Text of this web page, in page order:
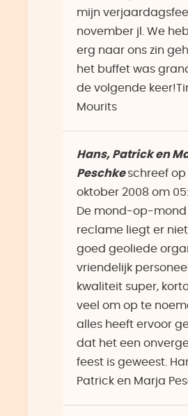
mijn
november jl. We
erg naar ons zin
het buffet was
de volgende
Mourits
Hans, Patrick en
Peschke schreef op
oktober 2008 om
De mond-op-mond
reclame liegt er niet
goed geoliede
vriendelijk
kwaliteit super,
veel om op te
alles heeft ervoor
dat het een
feest is geweest.
Patrick en Marja